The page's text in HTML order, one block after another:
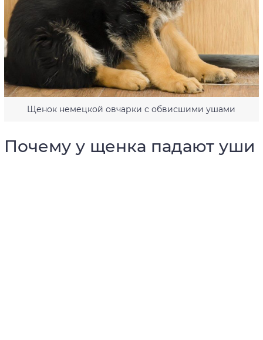
Щенок немецкой овчарки с обвисшими ушами
Почему у щенка падают уши